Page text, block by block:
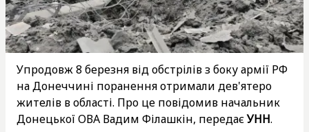
Упродовж 8 березня від обстрілів з боку армії РФ
на Донеччині поранення отримали дев'ятеро
жителів в області. Про це повідомив начальник
Донецької ОВА Вадим Філашкін, передаєУНН.